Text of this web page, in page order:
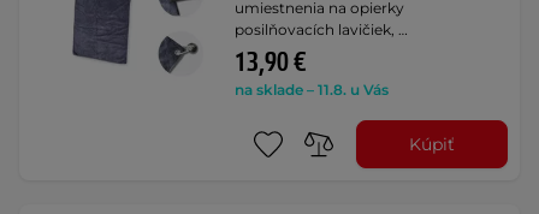
umiestnenia na opierky
posilňovacích lavičiek, …
13,90 €
na sklade – 11.8. u Vás
Kúpiť